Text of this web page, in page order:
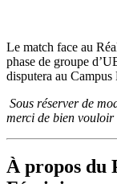
Le match face au
phase de groupe
disputera au Campus
Sous réserver de
merci de bien vouloir
À propos du